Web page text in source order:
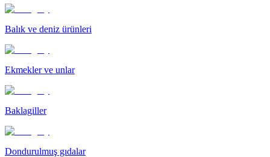
Balık ve deniz ürünleri
Ekmekler ve unlar
Baklagiller
Dondurulmuş gıdalar